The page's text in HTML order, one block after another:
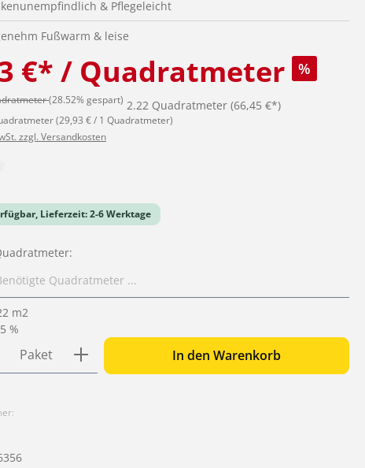
& Pflegeleicht
Fußwarm & leise
€* / Quadratmeter %
(28.52% gespart) 2.22 Quadratmeter (66,45 €*)
(29,93 € / 1 Quadratmeter)
zzgl. Versandkosten
Bewertung von 0 von 5 Sternen
Lieferzeit: 2-6 Werktage
m2
%
Anzahl: Gib den gewünschten Wert
Paket In den Warenkorb